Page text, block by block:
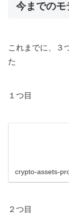
今までのモ
これまでに、３
た
１つ目
crypto-assets-
２つ目